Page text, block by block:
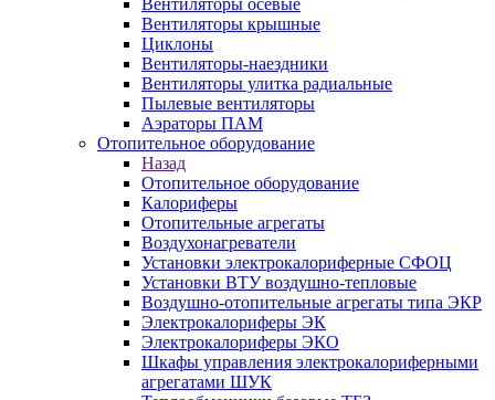
Вентиляторы осевые
Вентиляторы крышные
Циклоны
Вентиляторы-наездники
Вентиляторы улитка радиальные
Пылевые вентиляторы
Аэраторы ПАМ
Отопительное оборудование
Назад
Отопительное оборудование
Калориферы
Отопительные агрегаты
Воздухонагреватели
Установки электрокалориферные СФОЦ
Установки ВТУ воздушно-тепловые
Воздушно-отопительные агрегаты типа ЭКР
Электрокалориферы ЭК
Электрокалориферы ЭКО
Шкафы управления электрокалориферными
агрегатами ШУК